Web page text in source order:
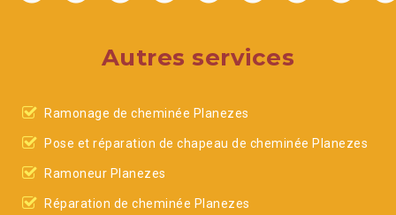
Autres services
Ramonage de cheminée Planezes
Pose et réparation de chapeau de cheminée Planezes
Ramoneur Planezes
Réparation de cheminée Planezes